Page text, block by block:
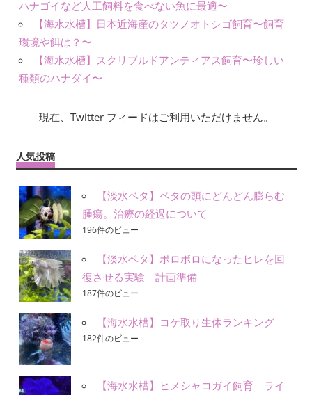
ハナゴイなど人工飼料を食べない魚に最適〜
【海水水槽】日本近海産のタツノオトシゴ飼育〜飼育
環境や餌は？〜
【海水水槽】スクリブルドアンティアス飼育〜珍しい
種類のハナダイ〜
現在、Twitter フィードはご利用いただけません。
人気投稿
【淡水ベタ】ベタの頭にどんどん膨らむ
腫瘍。治療の経過について
196件のビュー
【淡水ベタ】ボロボロになったヒレを回
復させる実験 計画準備
187件のビュー
【海水水槽】コケ取り生体ランキング
182件のビュー
【海水水槽】ヒメシャコガイ飼育 ライ